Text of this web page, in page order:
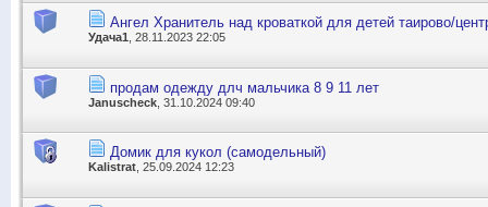
Ангел Хранитель над кроваткой для детей таирово/
Удача1, 28.11.2023 22:05
продам одежду длч мальчика 8 9 11 лет
Januscheck , 31.10.2024 09:40
Домик для кукол (самодельный)
Kalistrat , 25.09.2024 12:23